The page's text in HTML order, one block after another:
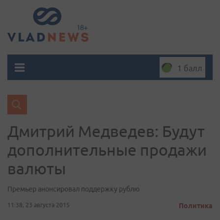
1 балл
Дмитрий Медведев: Будут
дополнительные продажи
валюты
Премьер анонсировал поддержку рублю
11:38, 23 августа 2015 Политика